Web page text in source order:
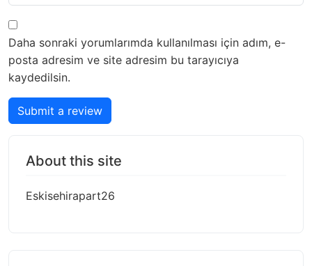
Daha sonraki yorumlarımda kullanılması için adım, e-
posta adresim ve site adresim bu tarayıcıya
kaydedilsin.
Submit a review
About this site
Eskisehirapart26